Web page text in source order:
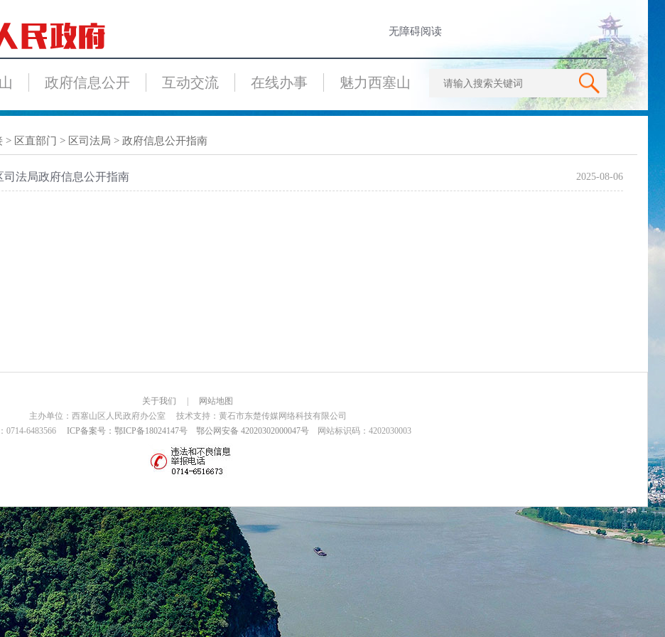
无障碍阅读
政府信息公开 互动交流 在线办事 魅力西塞山
> 区直部门 > 区司法局 > 政府信息公开指南
2025-08-06
司法局政府信息公开指南
关于我们
网站地图
主办单位：西塞山区人民政府办公室 技术支持：黄石市东楚传媒网络科技有限公司
0714-6483566 ICP备案号：鄂ICP备18024147号 鄂公网安备 42020302000047号 网站标识码：4202030003